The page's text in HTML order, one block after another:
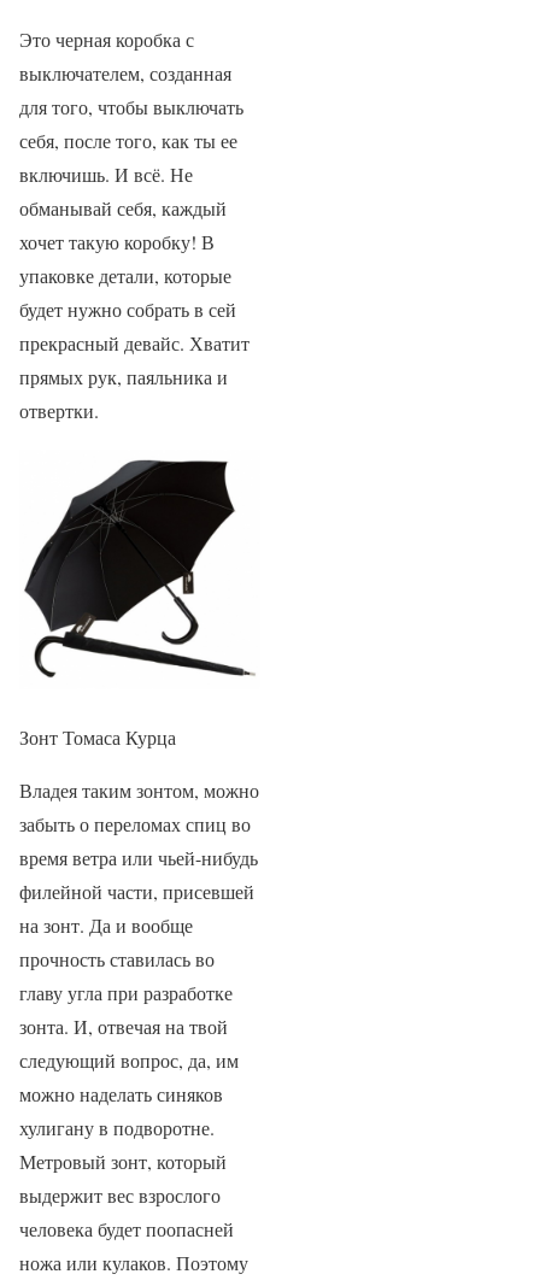
Это черная коробка с
выключателем, созданная
для того, чтобы выключать
себя, после того, как ты ее
включишь. И всё. Не
обманывай себя, каждый
хочет такую коробку! В
упаковке детали, которые
будет нужно собрать в сей
прекрасный девайс. Хватит
прямых рук, паяльника и
отвертки.
Зонт Томаса Курца
Владея таким зонтом, можно
забыть о переломах спиц во
время ветра или чьей-нибудь
филейной части, присевшей
на зонт. Да и вообще
прочность ставилась во
главу угла при разработке
зонта. И, отвечая на твой
следующий вопрос, да, им
можно наделать синяков
хулигану в подворотне.
Метровый зонт, который
выдержит вес взрослого
человека будет поопасней
ножа или кулаков. Поэтому